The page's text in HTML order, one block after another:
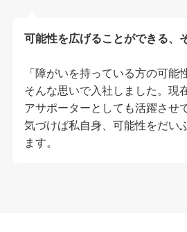
可能性を広げることができる、
「障がいを持っている方の可能
そんな思いで入社しました。現
アサポーターとしても活躍させ
気づけば私自身、可能性をだい
ます。